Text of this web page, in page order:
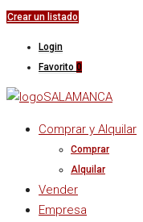
Crear un listado
Login
Favorito 0
Comprar y Alquilar
Comprar
Alquilar
Vender
Empresa